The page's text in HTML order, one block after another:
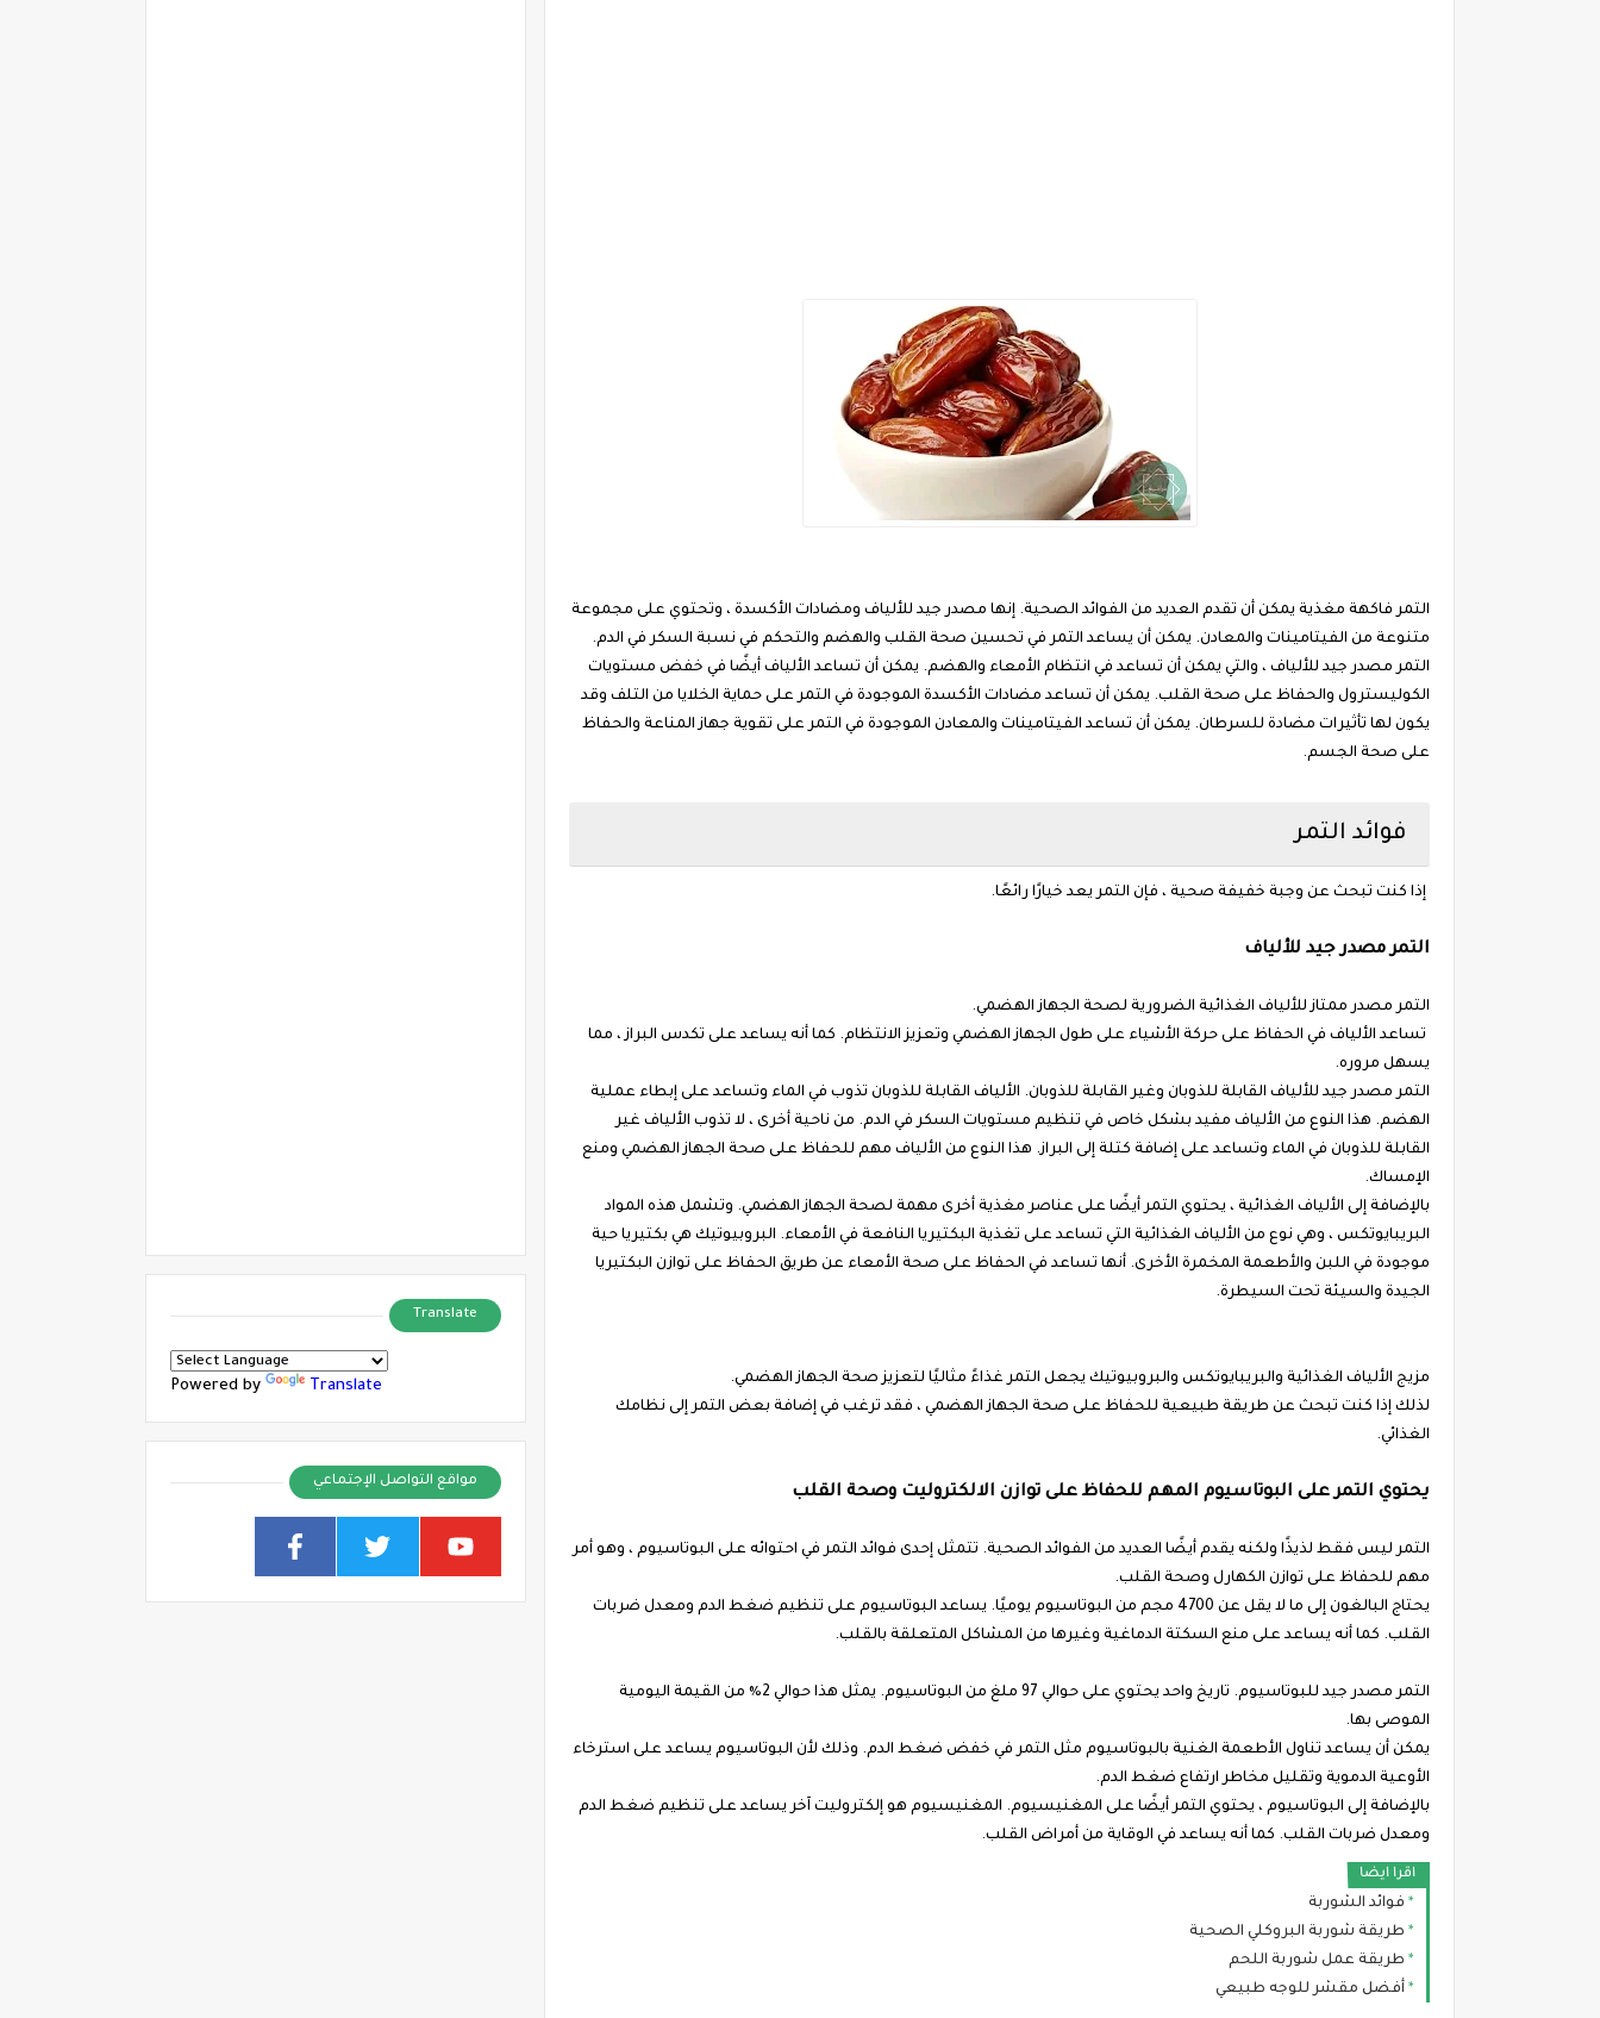
التمر فاكهة مغذية يمكن أن تقدم العديد من الفوائد الصحية. إنها مصدر جيد للألياف ومضادات الأكسدة ، وتحتوي على مجموعة
متنوعة من الفيتامينات والمعادن. يمكن أن يساعد التمر في تحسين صحة القلب والهضم والتحكم في نسبة السكر في الدم.
التمر مصدر جيد للألياف ، والتي يمكن أن تساعد في انتظام الأمعاء والهضم. يمكن أن تساعد الألياف أيضًا في خفض مستويات
الكوليسترول والحفاظ على صحة القلب. يمكن أن تساعد مضادات الأكسدة الموجودة في التمر على حماية الخلايا من التلف وقد
يكون لها تأثيرات مضادة للسرطان. يمكن أن تساعد الفيتامينات والمعادن الموجودة في التمر على تقوية جهاز المناعة والحفاظ
على صحة الجسم.
فوائد التمر
إذا كنت تبحث عن وجبة خفيفة صحية ، فإن التمر يعد خيارًا رائعًا.
التمر مصدر جيد للألياف
التمر مصدر ممتاز للألياف الغذائية الضرورية لصحة الجهاز الهضمي.
تساعد الألياف في الحفاظ على حركة الأشياء على طول الجهاز الهضمي وتعزيز الانتظام. كما أنه يساعد على تكدس البراز ، مما
يسهل مروره.
التمر مصدر جيد للألياف القابلة للذوبان وغير القابلة للذوبان. الألياف القابلة للذوبان تذوب في الماء وتساعد على إبطاء عملية
الهضم. هذا النوع من الألياف مفيد بشكل خاص في تنظيم مستويات السكر في الدم. من ناحية أخرى ، لا تذوب الألياف غير
القابلة للذوبان في الماء وتساعد على إضافة كتلة إلى البراز. هذا النوع من الألياف مهم للحفاظ على صحة الجهاز الهضمي ومنع
الإمساك.
بالإضافة إلى الألياف الغذائية ، يحتوي التمر أيضًا على عناصر مغذية أخرى مهمة لصحة الجهاز الهضمي. وتشمل هذه المواد
البريبايوتكس ، وهي نوع من الألياف الغذائية التي تساعد على تغذية البكتيريا النافعة في الأمعاء. البروبيوتيك هي بكتيريا حية
موجودة في اللبن والأطعمة المخمرة الأخرى. أنها تساعد في الحفاظ على صحة الأمعاء عن طريق الحفاظ على توازن البكتيريا
الجيدة والسيئة تحت السيطرة.
مزيج الألياف الغذائية والبريبايوتكس والبروبيوتيك يجعل التمر غذاءً مثاليًا لتعزيز صحة الجهاز الهضمي.
لذلك إذا كنت تبحث عن طريقة طبيعية للحفاظ على صحة الجهاز الهضمي ، فقد ترغب في إضافة بعض التمر إلى نظامك
الغذائي.
يحتوي التمر على البوتاسيوم المهم للحفاظ على توازن الالكتروليت وصحة القلب
التمر ليس فقط لذيذًا ولكنه يقدم أيضًا العديد من الفوائد الصحية. تتمثل إحدى فوائد التمر في احتوائه على البوتاسيوم ، وهو أمر
مهم للحفاظ على توازن الكهارل وصحة القلب.
يحتاج البالغون إلى ما لا يقل عن 4700 مجم من البوتاسيوم يوميًا. يساعد البوتاسيوم على تنظيم ضغط الدم ومعدل ضربات
القلب. كما أنه يساعد على منع السكتة الدماغية وغيرها من المشاكل المتعلقة بالقلب.
التمر مصدر جيد للبوتاسيوم. تاريخ واحد يحتوي على حوالي 97 ملغ من البوتاسيوم. يمثل هذا حوالي 2٪ من القيمة اليومية
الموصى بها.
يمكن أن يساعد تناول الأطعمة الغنية بالبوتاسيوم مثل التمر في خفض ضغط الدم. وذلك لأن البوتاسيوم يساعد على استرخاء
الأوعية الدموية وتقليل مخاطر ارتفاع ضغط الدم.
بالإضافة إلى البوتاسيوم ، يحتوي التمر أيضًا على المغنيسيوم. المغنيسيوم هو إلكتروليت آخر يساعد على تنظيم ضغط الدم
ومعدل ضربات القلب. كما أنه يساعد في الوقاية من أمراض القلب.
اقرا ايضا
فوائد الشوربة
طريقة شوربة البروكلي الصحية
طريقة عمل شوربة اللحم
أفضل مقشر للوجه طبيعي
Translate
Powered by Translate
مواقع التواصل الإجتماعي